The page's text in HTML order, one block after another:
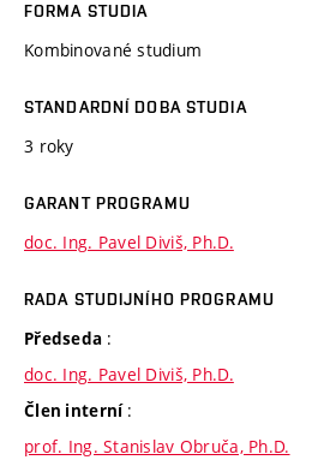
FORMA STUDIA
Kombinované studium
STANDARDNÍ DOBA STUDIA
3 roky
GARANT PROGRAMU
doc. Ing. Pavel Diviš, Ph.D.
RADA STUDIJNÍHO PROGRAMU
Předseda :
doc. Ing. Pavel Diviš, Ph.D.
Člen interní :
prof. Ing. Stanislav Obruča, Ph.D.